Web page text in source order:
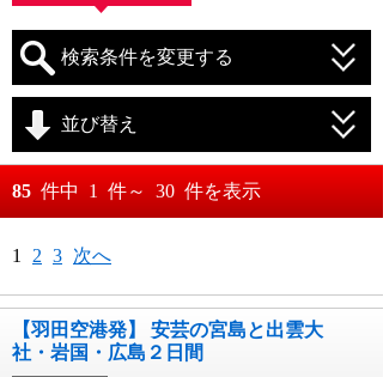
検索条件を変更する
月 日
並び替え
おすすめ順
料金が高い順
85 件中 1 件～ 30 件を表示
1 2 3 次へ
【羽田空港発】 安芸の宮島と出雲大
社・岩国・広島２日間